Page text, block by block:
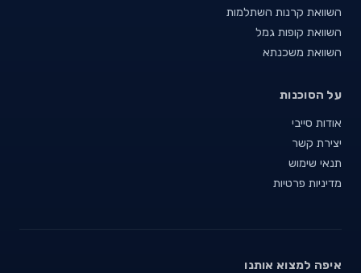
השוואת קרנות השתלמות
השוואת קופות גמל
השוואת משכנתא
על הסוכנות
אודות סייבי
יצירת קשר
תנאי שימוש
מדיניות פרטיות
איפה למצוא אותנו